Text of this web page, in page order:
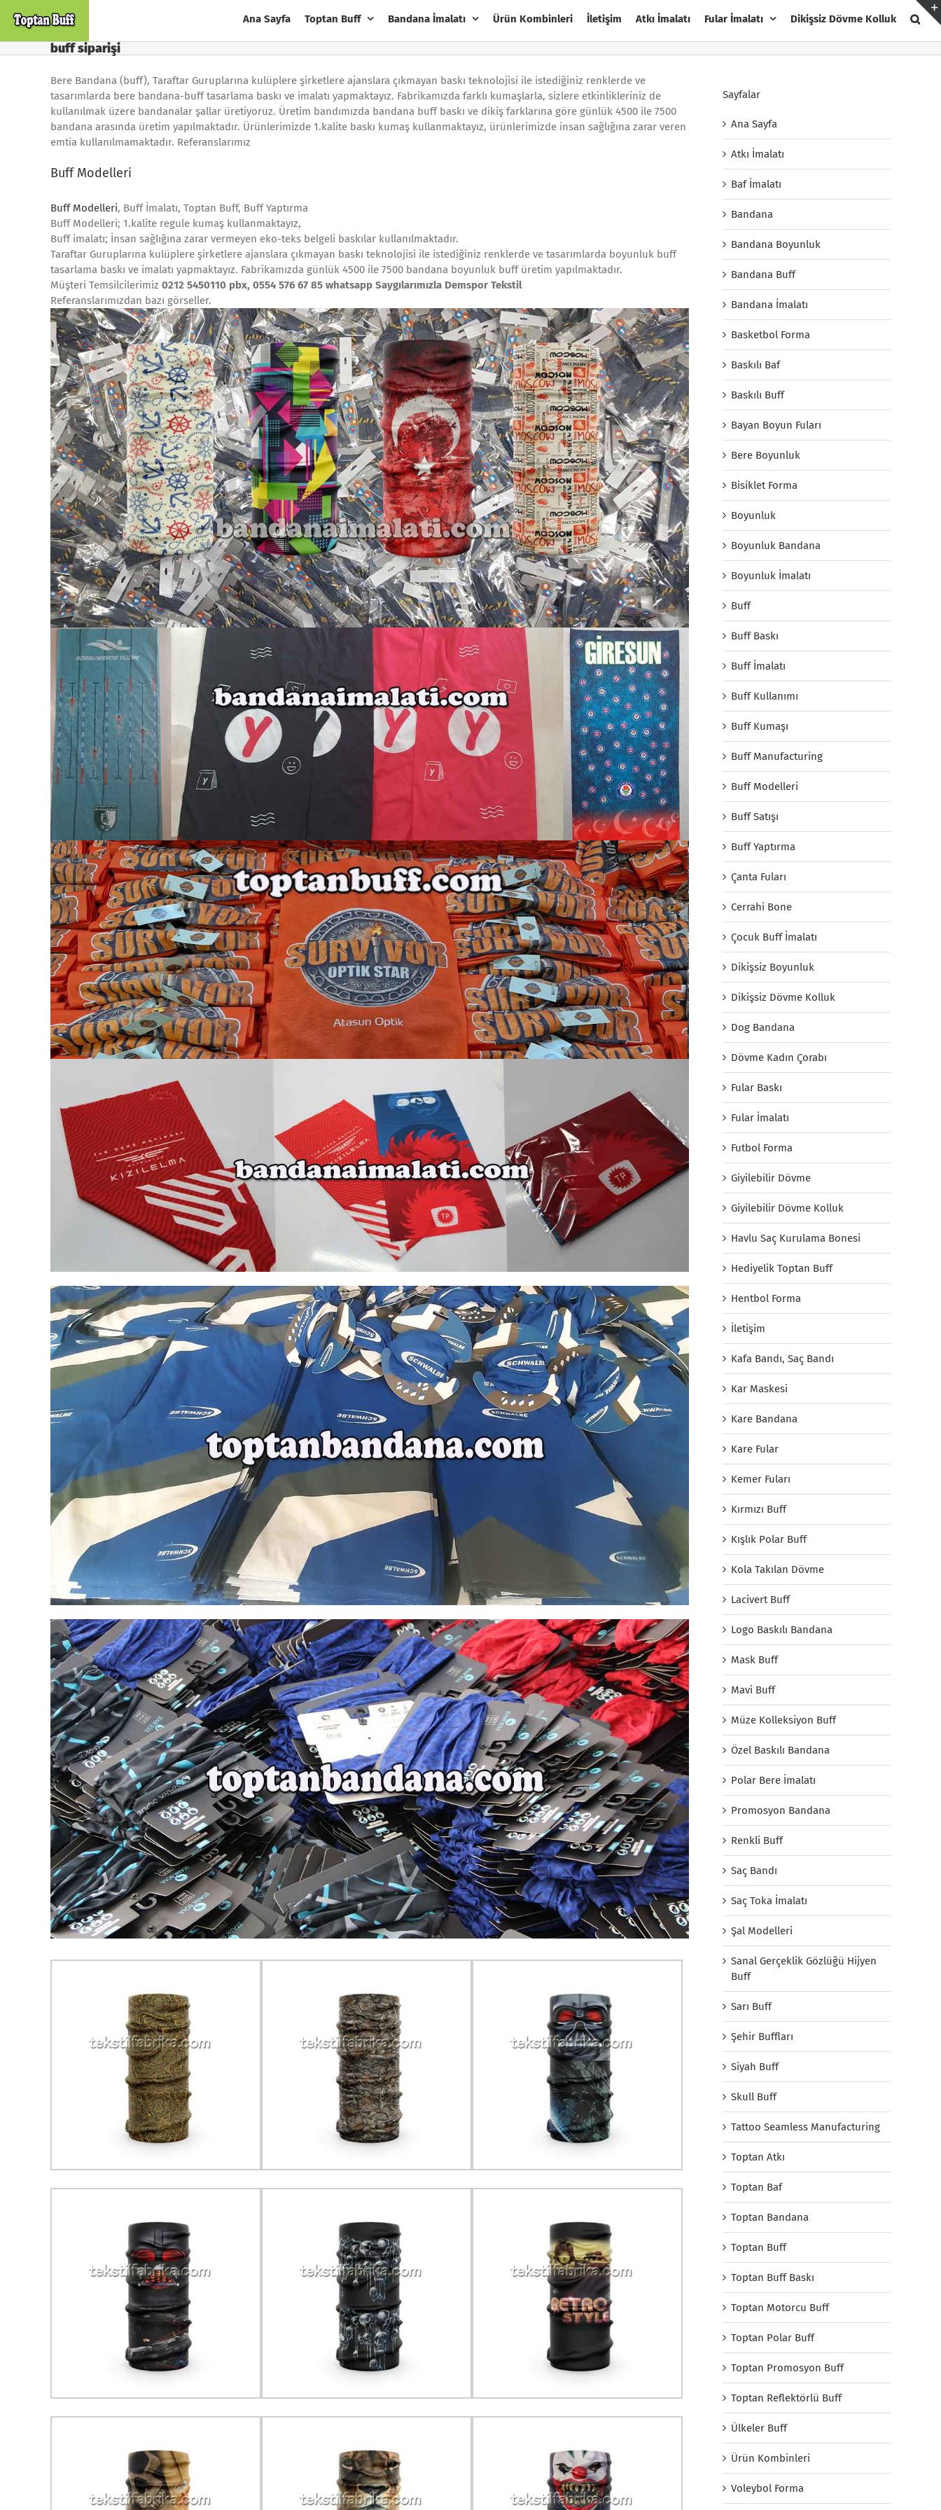
Ana Sayfa Toptan Buff Bandana İmalatı Ürün Kombinleri İletişim Atkı İmalatı Fular İmalatı Dikişsiz Dövme Kolluk
buff siparişi
Bere Bandana (buff), Taraftar Guruplarına kulüplere şirketlere ajanslara çıkmayan baskı teknolojisi ile istediğiniz renklerde ve
tasarımlarda bere bandana-buff tasarlama baskı ve imalatı yapmaktayız. Fabrikamızda farklı kumaşlarla, sizlere etkinlikleriniz de
kullanılmak üzere bandanalar şallar üretiyoruz. Üretim bandımızda bandana buff baskı ve dikiş farklarına göre günlük 4500 ile 7500
bandana arasında üretim yapılmaktadır. Ürünlerimizde 1.kalite baskı kumaş kullanmaktayız, ürünlerimizde insan sağlığına zarar veren
emtia kullanılmamaktadır. Referanslarımız
Buff Modelleri
Buff Modelleri, Buff İmalatı, Toptan Buff, Buff Yaptırma
Buff Modelleri; 1.kalite regule kumaş kullanmaktayız,
Buff imalatı; İnsan sağlığına zarar vermeyen eko-teks belgeli baskılar kullanılmaktadır.
Taraftar Guruplarına kulüplere şirketlere ajanslara çıkmayan baskı teknolojisi ile istediğiniz renklerde ve tasarımlarda boyunluk buff
tasarlama baskı ve imalatı yapmaktayız. Fabrikamızda günlük 4500 ile 7500 bandana boyunluk buff üretim yapılmaktadır.
Müşteri Temsilcilerimiz 0212 5450110 pbx, 0554 576 67 85 whatsapp Saygılarımızla Demspor Tekstil
Referanslarımızdan bazı görseller.
Sayfalar
Ana Sayfa
Atkı İmalatı
Baf İmalatı
Bandana
Bandana Boyunluk
Bandana Buff
Bandana İmalatı
Basketbol Forma
Baskılı Baf
Baskılı Buff
Bayan Boyun Fuları
Bere Boyunluk
Bisiklet Forma
Boyunluk
Boyunluk Bandana
Boyunluk İmalatı
Buff
Buff Baskı
Buff İmalatı
Buff Kullanımı
Buff Kumaşı
Buff Manufacturing
Buff Modelleri
Buff Satışı
Buff Yaptırma
Çanta Fuları
Cerrahi Bone
Çocuk Buff İmalatı
Dikişsiz Boyunluk
Dikişsiz Dövme Kolluk
Dog Bandana
Dövme Kadın Çorabı
Fular Baskı
Fular İmalatı
Futbol Forma
Giyilebilir Dövme
Giyilebilir Dövme Kolluk
Havlu Saç Kurulama Bonesi
Hediyelik Toptan Buff
Hentbol Forma
İletişim
Kafa Bandı, Saç Bandı
Kar Maskesi
Kare Bandana
Kare Fular
Kemer Fuları
Kırmızı Buff
Kışlık Polar Buff
Kola Takılan Dövme
Lacivert Buff
Logo Baskılı Bandana
Mask Buff
Mavi Buff
Müze Kolleksiyon Buff
Özel Baskılı Bandana
Polar Bere İmalatı
Promosyon Bandana
Renkli Buff
Saç Bandı
Saç Toka İmalatı
Şal Modelleri
Sanal Gerçeklik Gözlüğü Hijyen
Buff
Sarı Buff
Şehir Buffları
Siyah Buff
Skull Buff
Tattoo Seamless Manufacturing
Toptan Atkı
Toptan Baf
Toptan Bandana
Toptan Buff
Toptan Buff Baskı
Toptan Motorcu Buff
Toptan Polar Buff
Toptan Promosyon Buff
Toptan Reflektörlü Buff
Ülkeler Buff
Ürün Kombinleri
Voleybol Forma